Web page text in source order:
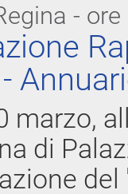
- ore
marzo,
di